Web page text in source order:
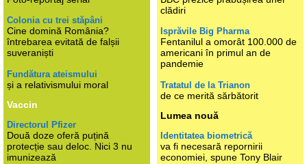
Colonia cu trei stăpâni
Cine domină România?
întrebarea evitată de falșii
suveraniști
Fundătura ateismului
și a relativismului moral
Vaccin
Directorul Pfizer
Două doze oferă puțină
protecție sau deloc. Nici 3 nu
imunizează
clădiri
Isprăvile Big Pharma
Fentanilul a omorât 100.000 de
americani în primul an de
pandemie
Tratatul de la Trianon
de ce merită sărbătorit
Lumea nouă
Identitatea biometrică
va fi necesară repornirii
economiei, spune Tony Blair